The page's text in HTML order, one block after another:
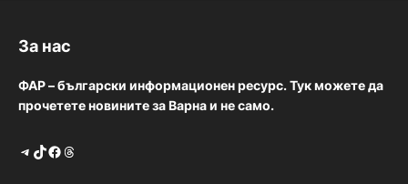
За нас
ФАР – български информационен ресурс. Тук можете да
прочетете новините за Варна и не само.
Telegram TikTok Facebook Threads